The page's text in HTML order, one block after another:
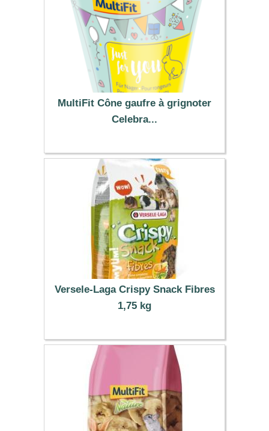
MultiFit Cône gaufre à grignoter
Celebra...
2.99 €
Versele-Laga Crispy Snack Fibres
1,75 kg
8.99 €